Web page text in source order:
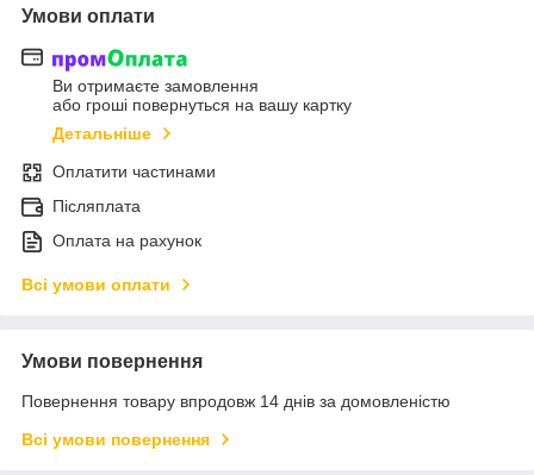
Умови оплати
Ви отримаєте замовлення
або гроші повернуться на вашу картку
Детальніше
Оплатити частинами
Післяплата
Оплата на рахунок
Всі умови оплати
Умови повернення
Повернення товару впродовж 14 днів за домовленістю
Всі умови повернення